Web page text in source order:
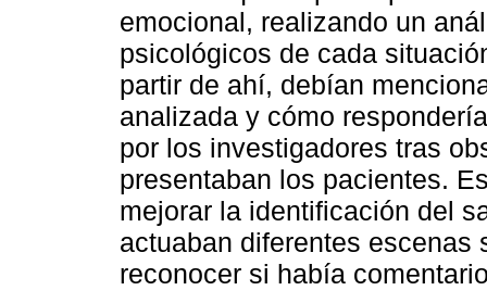
emocional, realizando un
psicológicos de cada
partir de ahí, debían
analizada y cómo
por los investigadores tras
presentaban los pacientes.
mejorar la identificación del
actuaban diferentes
reconocer si había